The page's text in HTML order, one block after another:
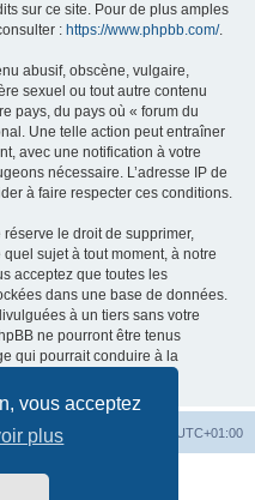
vous acceptez
plus
sur ce site. Pour de plus amples
: https://www.phpbb.com/.
abusif, obscène, vulgaire,
sexuel ou tout autre contenu
pays, du pays où « forum du
Une telle action peut entraîner
avec une notification à votre
nécessaire. L’adresse IP de
à faire respecter ces conditions.
le droit de supprimer,
sujet à tout moment, à notre
acceptez que toutes les
dans une base de données.
à un tiers sans votre
ne pourront être tenus
qui pourrait conduire à la
UTC+01:00
© phpBB Limited